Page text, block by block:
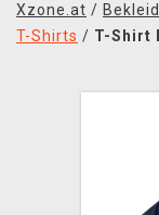
BÜCHER &
Xzone.at /
T-Shirts / T-Shirt